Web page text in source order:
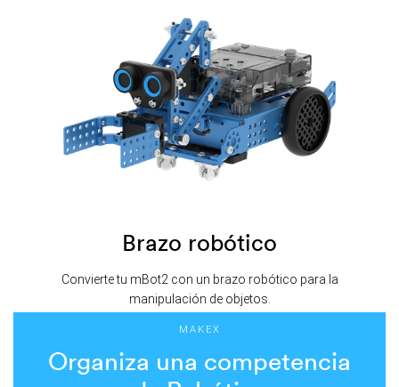
Brazo robótico
Convierte tu mBot2 con un brazo robótico para la
manipulación de objetos.
MAKEX
Organiza una competencia